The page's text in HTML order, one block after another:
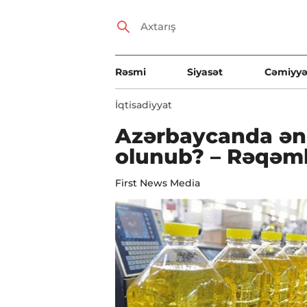
Rəsmi Siyasət
İqtisadiyyat
Azərbaycanda
olunub? –
First News Media